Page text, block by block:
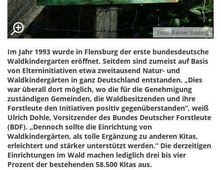
Foto: Rainer Städing
Im Jahr 1993 wurde in Flensburg der erste bundesdeutsche
Waldkindergarten eröffnet. Seitdem sind zumeist auf Basis
von Elterninitiativen etwa zweitausend Natur- und
Waldkindergärten in ganz Deutschland entstanden. „Dies
war überall dort möglich, wo die für die Genehmigung
zuständigen Gemeinden, die Waldbesitzenden und ihre
Forstleute den Initiativen positiv gegenüberstanden“, weiß
Ulrich Dohle, Vorsitzender des Bundes Deutscher Forstleute
(BDF). „Dennoch sollte die Einrichtung von
Waldkindergärten, als tolle Ergänzung zu anderen Kitas,
erleichtert und stärker unterstützt werden.“ Die derzeitigen
Einrichtungen im Wald machen lediglich drei bis vier
Prozent der bestehenden 58.500 Kitas aus.